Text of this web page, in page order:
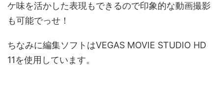
ケ味を活かした表現もできるので印象的な動画撮影
も可能でっせ！
ちなみに編集ソフトはVEGAS MOVIE STUDIO HD
11を使用しています。